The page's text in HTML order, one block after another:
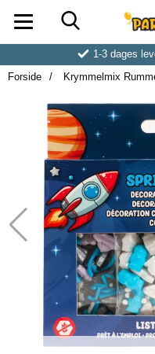
1-3 dages
Forside
Krymmelmix